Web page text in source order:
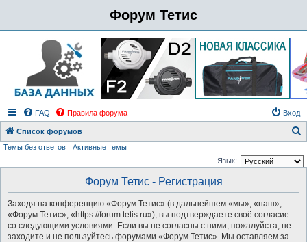
Форум Тетис
FAQ Правила форума Вход
Список форумов
Темы без ответов
Активные темы
Язык:
Форум Тетис - Регистрация
Заходя на конференцию «Форум Тетис» (в дальнейшем «мы», «наш»,
«Форум Тетис», «https://forum.tetis.ru»), вы подтверждаете своё согласие
со следующими условиями. Если вы не согласны с ними, пожалуйста, не
заходите и не пользуйтесь форумами «Форум Тетис». Мы оставляем за